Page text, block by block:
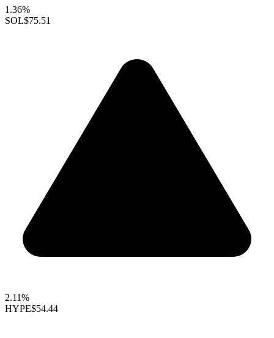
1.36%
SOL$75.51
2.11%
HYPE$54.44